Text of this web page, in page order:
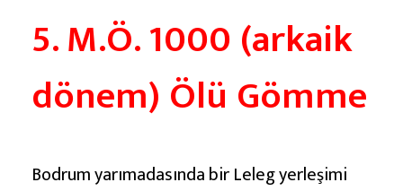
5. M.Ö. 1000 (arkaik
dönem) Ölü Gömme
Bodrum yarımadasında bir Leleg yerleşimi